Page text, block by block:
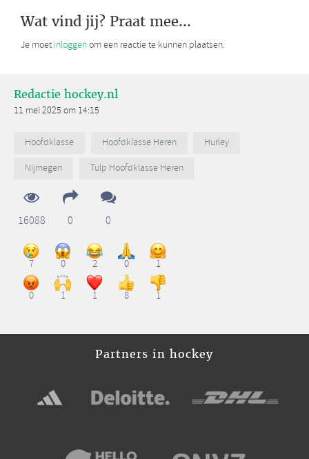
Wat vind jij? Praat mee...
Je moet inloggenom een reactie te kunnen plaatsen.
Redactie hockey.nl
11 mei 2025 om 14:15
Hoofdklasse Hoofdklasse Heren
Hurley
Nijmegen
Tulp Hoofdklasse Heren
16088 0 0
7 0 2 0 1
0 1 1 8 1
Partners in hockey